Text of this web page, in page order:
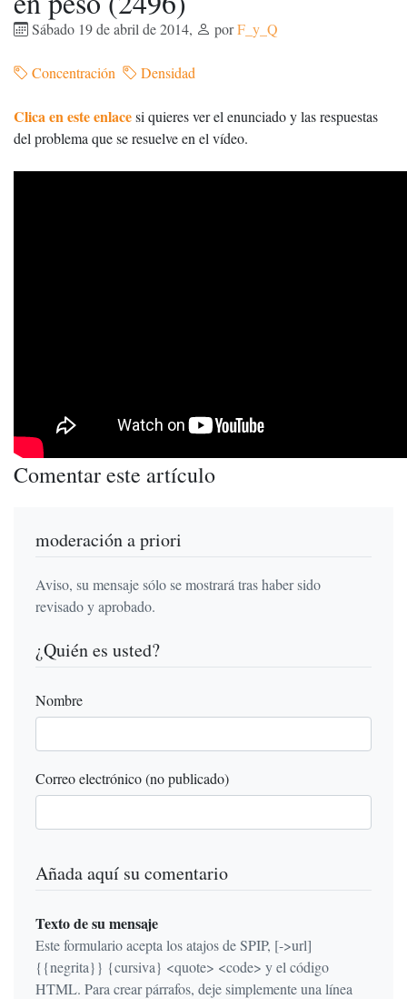
Sábado 19 de abril de 2014, porF_y_Q
Concentración Densidad
Clica en este enlacesi quieres ver el enunciado y las respuestas
del problema que se resuelve en el vídeo.
Comentar este artículo
moderación a priori
Aviso, su mensaje sólo se mostrará tras haber sido
revisado y aprobado.
¿Quién es usted?
Nombre
Correo electrónico (no publicado)
Añada aquí su comentario
Texto de su mensaje
Este formulario acepta los atajos de SPIP, [->url]
{{negrita}} {cursiva} <quote> <code> y el código
HTML. Para crear párrafos, deje simplemente una línea